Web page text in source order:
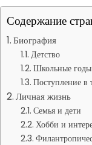
Содержание
Биография
Детство
Школьные годы
Поступление в
Личная жизнь
Семья и дети
Хобби и